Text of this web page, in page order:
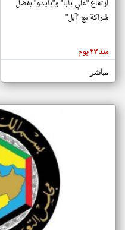
المقالات
هنا عن
وجهة
نظر
ارتفاع "علي بابا" و"بايدو" بفضل
شراكة مع "آبل"
منذ ٢٣ يوم
مباشر